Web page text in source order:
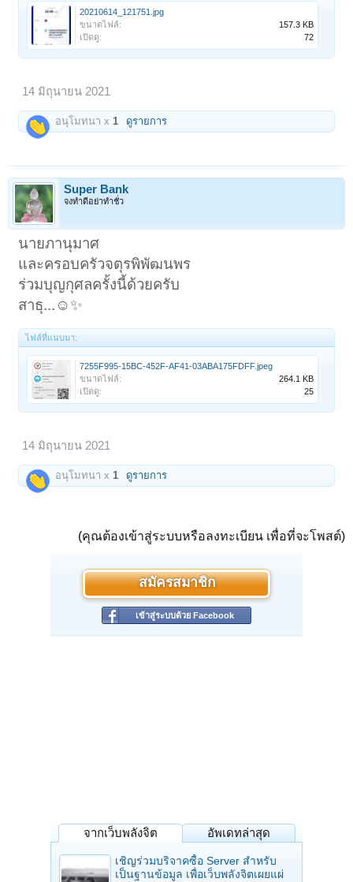
20210614_121751.jpg
ขนาดไฟล์:
157.3 KB
เปิดดู:
72
14 มิถุนายน 2021
อนุโมทนา x1 ดูรายการ
Super Bank
จงทำดีอย่าทำชั่ว
นายภานุมาศ
และครอบครัวจตุรพิพัฒนพร
ร่วมบุญกุศลครั้งนี้ด้วยครับ
สาธุ...☺️✨
ไฟล์ที่แนบมา:
7255F995-15BC-452F-AF41-03ABA175FDFF.jpeg
ขนาดไฟล์:
264.1 KB
เปิดดู:
25
14 มิถุนายน 2021
อนุโมทนา x 1 ดูรายการ
(คุณต้องเข้าสู่ระบบหรือลงทะเบียน เพื่อที่จะโพสต์)
สมัครสมาชิก
เข้าสู่ระบบด้วย Facebook
จากเว็บพลังจิต อัพเดทล่าสุด
เชิญร่วมบริจาคซื้อ Server สำหรับ
เป็นฐานข้อมูล เพื่อเว็บพลังจิตเผยแผ่